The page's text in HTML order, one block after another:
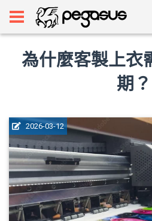
為什麼客製上衣
期？
2026-03-12